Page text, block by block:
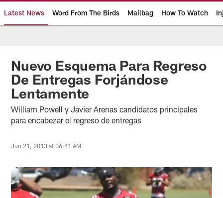
Latest News Word From The Birds Mailbag How To Watch
Nuevo Esquema Para Regreso
De Entregas Forjándose
Lentamente
William Powell y Javier Arenas candidatos principales
para encabezar el regreso de entregas
Jun 21, 2013 at 06:41 AM